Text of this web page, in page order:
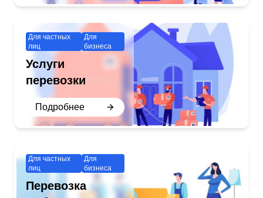
Для частных
лиц
Для
бизнеса
Услуги
перевозки
Подробнее
Для частных
лиц
Для
бизнеса
Перевозка